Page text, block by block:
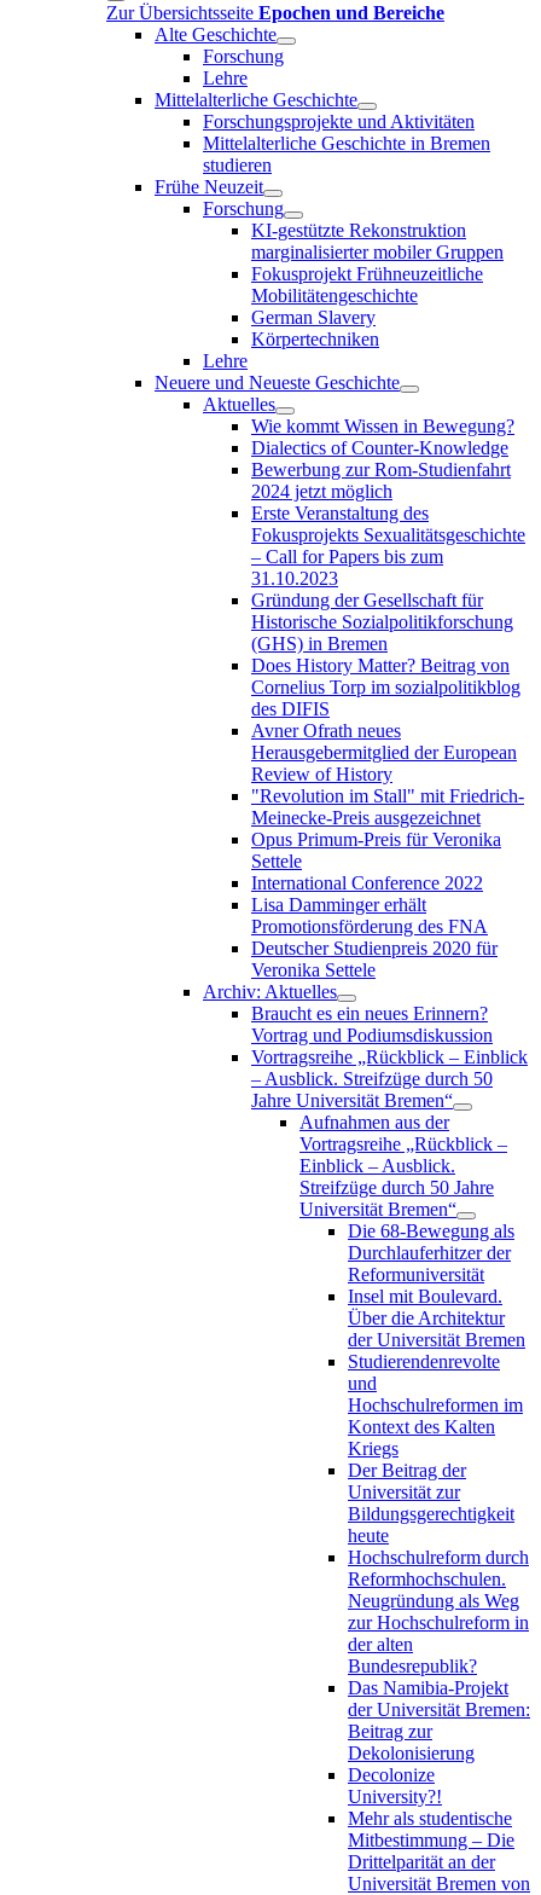
Zur Übersichtsseite Epochen und Bereiche
Alte Geschichte
Forschung
Lehre
Mittelalterliche Geschichte
Forschungsprojekte und Aktivitäten
Mittelalterliche Geschichte in Bremen
studieren
Frühe Neuzeit
Forschung
KI-gestützte Rekonstruktion
marginalisierter mobiler Gruppen
Fokusprojekt Frühneuzeitliche
Mobilitätengeschichte
German Slavery
Körpertechniken
Lehre
Neuere und Neueste Geschichte
Aktuelles
Wie kommt Wissen in Bewegung?
Dialectics of Counter-Knowledge
Bewerbung zur Rom-Studienfahrt
2024 jetzt möglich
Erste Veranstaltung des
Fokusprojekts Sexualitätsgeschichte
– Call for Papers bis zum
31.10.2023
Gründung der Gesellschaft für
Historische Sozialpolitikforschung
(GHS) in Bremen
Does History Matter? Beitrag von
Cornelius Torp im sozialpolitikblog
des DIFIS
Avner Ofrath neues
Herausgebermitglied der European
Review of History
"Revolution im Stall" mit Friedrich-
Meinecke-Preis ausgezeichnet
Opus Primum-Preis für Veronika
Settele
International Conference 2022
Lisa Damminger erhält
Promotionsförderung des FNA
Deutscher Studienpreis 2020 für
Veronika Settele
Archiv: Aktuelles
Braucht es ein neues Erinnern?
Vortrag und Podiumsdiskussion
Vortragsreihe „Rückblick – Einblick
– Ausblick. Streifzüge durch 50
Jahre Universität Bremen“
Aufnahmen aus der
Vortragsreihe „Rückblick –
Einblick – Ausblick.
Streifzüge durch 50 Jahre
Universität Bremen“
Die 68-Bewegung als
Durchlauferhitzer der
Reformuniversität
Insel mit Boulevard.
Über die Architektur
der Universität Bremen
Studierendenrevolte
und
Hochschulreformen im
Kontext des Kalten
Kriegs
Der Beitrag der
Universität zur
Bildungsgerechtigkeit
heute
Hochschulreform durch
Reformhochschulen.
Neugründung als Weg
zur Hochschulreform in
der alten
Bundesrepublik?
Das Namibia-Projekt
der Universität Bremen:
Beitrag zur
Dekolonisierung
Decolonize
University?!
Mehr als studentische
Mitbestimmung – Die
Drittelparität an der
Universität Bremen von